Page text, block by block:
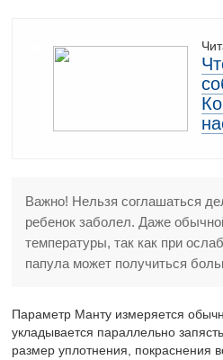
Важно! Нельзя соглашаться
ребенок заболел. Даже
температуры, так как при
папула может получиться
Параметр Манту измеряется
укладывается параллельно
размер уплотнения, покраснения